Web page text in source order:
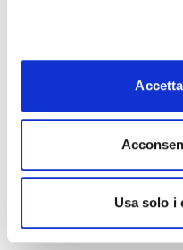
Usa solo i